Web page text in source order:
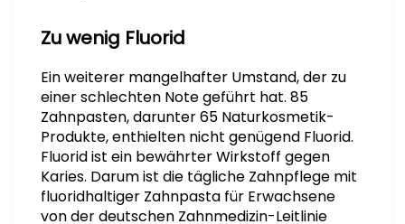
Zu wenig Fluorid
Ein weiterer mangelhafter Umstand, der zu
einer schlechten Note geführt hat. 85
Zahnpasten, darunter 65 Naturkosmetik-
Produkte, enthielten nicht genügend Fluorid.
Fluorid ist ein bewährter Wirkstoff gegen
Karies. Darum ist die tägliche Zahnpflege mit
fluoridhaltiger Zahnpasta für Erwachsene
von der deutschen Zahnmedizin-Leitlinie